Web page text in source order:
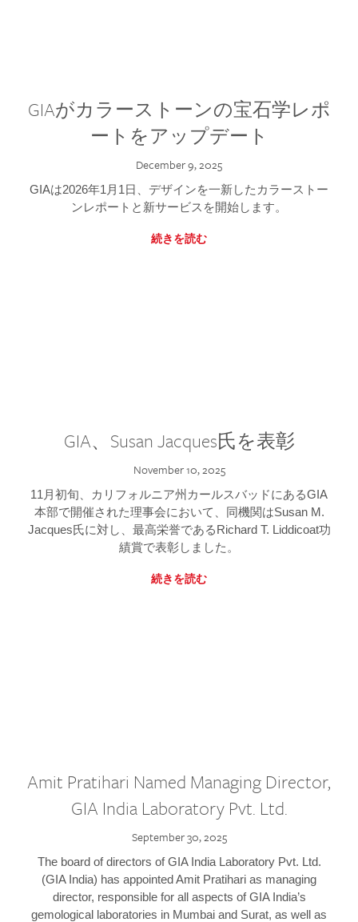
GIAがカラーストーンの宝石学レポ
ートをアップデート
December 9, 2025
GIAは2026年1月1日、デザインを一新したカラーストー
ンレポートと新サービスを開始します。
続きを読む
GIA、Susan Jacques氏を表彰
November 10, 2025
11月初旬、カリフォルニア州カールスバッドにあるGIA
本部で開催された理事会において、同機関はSusan M.
Jacques氏に対し、最高栄誉であるRichard T. Liddicoat功
績賞で表彰しました。
続きを読む
Amit Pratihari Named Managing Director,
GIA India Laboratory Pvt. Ltd.
September 30, 2025
The board of directors of GIA India Laboratory Pvt. Ltd.
(GIA India) has appointed Amit Pratihari as managing
director, responsible for all aspects of GIA India’s
gemological laboratories in Mumbai and Surat, as well as